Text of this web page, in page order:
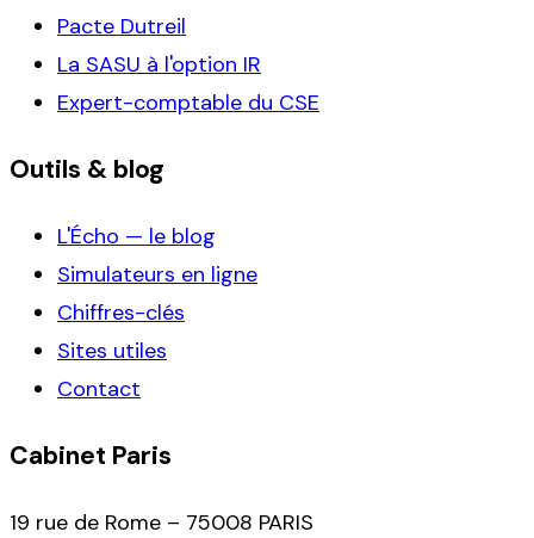
Pacte Dutreil
La SASU à l'option IR
Expert-comptable du CSE
Outils & blog
L'Écho — le blog
Simulateurs en ligne
Chiffres-clés
Sites utiles
Contact
Cabinet Paris
19 rue de Rome – 75008 PARIS